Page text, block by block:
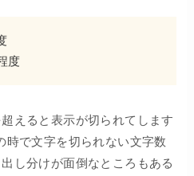
度
えると表示が切られてします
時で文字を切られない文字数
し分けが面倒なところもある